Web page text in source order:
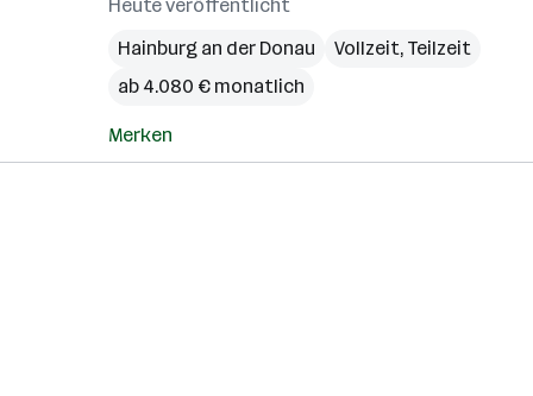
Heute veröffentlicht
Hainburg an der Donau
Vollzeit, Teilzeit
ab 4.080 € monatlich
Merken